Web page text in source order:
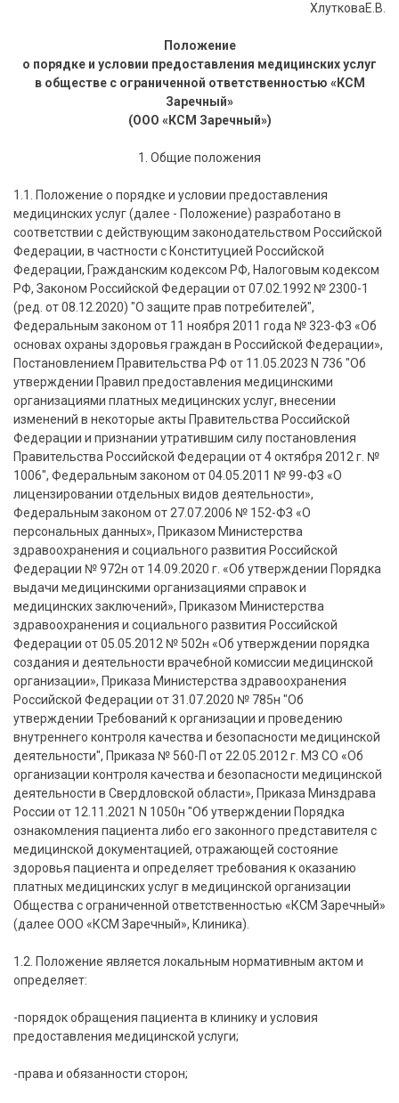
ХлутковаЕ.В.
Положение
о порядке и условии предоставления медицинских услуг
в обществе с ограниченной ответственностью «КСМ
Заречный»
(ООО «КСМ Заречный»)
1. Общие положения
1.1. Положение о порядке и условии предоставления
медицинских услуг (далее - Положение) разработано в
соответствии с действующим законодательством Российской
Федерации, в частности с Конституцией Российской
Федерации, Гражданским кодексом РФ, Налоговым кодексом
РФ, Законом Российской Федерации от 07.02.1992 № 2300-1
(ред. от 08.12.2020) "О защите прав потребителей",
Федеральным законом от 11 ноября 2011 года № 323-ФЗ «Об
основах охраны здоровья граждан в Российской Федерации»,
Постановлением Правительства РФ от 11.05.2023 N 736 "Об
утверждении Правил предоставления медицинскими
организациями платных медицинских услуг, внесении
изменений в некоторые акты Правительства Российской
Федерации и признании утратившим силу постановления
Правительства Российской Федерации от 4 октября 2012 г. №
1006", Федеральным законом от 04.05.2011 № 99-ФЗ «О
лицензировании отдельных видов деятельности»,
Федеральным законом от 27.07.2006 № 152-ФЗ «О
персональных данных», Приказом Министерства
здравоохранения и социального развития Российской
Федерации № 972н от 14.09.2020 г. «Об утверждении Порядка
выдачи медицинскими организациями справок и
медицинских заключений», Приказом Министерства
здравоохранения и социального развития Российской
Федерации от 05.05.2012 № 502н «Об утверждении порядка
создания и деятельности врачебной комиссии медицинской
организации», Приказа Министерства здравоохранения
Российской Федерации от 31.07.2020 № 785н "Об
утверждении Требований к организации и проведению
внутреннего контроля качества и безопасности медицинской
деятельности", Приказа № 560-П от 22.05.2012 г. МЗ СО «Об
организации контроля качества и безопасности медицинской
деятельности в Свердловской области», Приказа Минздрава
России от 12.11.2021 N 1050н "Об утверждении Порядка
ознакомления пациента либо его законного представителя с
медицинской документацией, отражающей состояние
здоровья пациента и определяет требования к оказанию
платных медицинских услуг в медицинской организации
Общества с ограниченной ответственностью «КСМ Заречный»
(далее ООО «КСМ Заречный», Клиника).
1.2. Положение является локальным нормативным актом и
определяет:
-порядок обращения пациента в клинику и условия
предоставления медицинской услуги;
-права и обязанности сторон;